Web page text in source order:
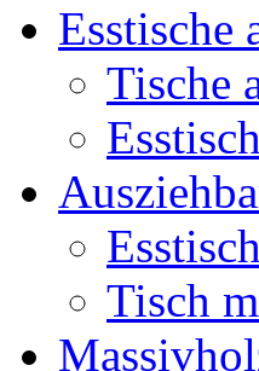
Esstische
Tische
Tisch